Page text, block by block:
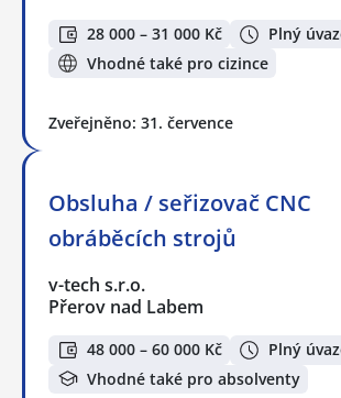
28 000 – 31 000 Kč
Plný
Vhodné také pro cizince
Zveřejněno: 31. července
Obsluha / seřizovač CNC
obráběcích strojů
v-tech s.r.o.
Přerov nad Labem
48 000 – 60 000 Kč
Plný
Vhodné také pro absolventy